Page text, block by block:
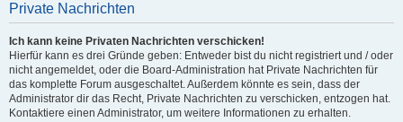
Private Nachrichten
Ich kann keine Privaten Nachrichten verschicken!
Hierfür kann es drei Gründe geben: Entweder bist du nicht registriert und / oder
nicht angemeldet, oder die Board-Administration hat Private Nachrichten für
das komplette Forum ausgeschaltet. Außerdem könnte es sein, dass der
Administrator dir das Recht, Private Nachrichten zu verschicken, entzogen hat.
Kontaktiere einen Administrator, um weitere Informationen zu erhalten.